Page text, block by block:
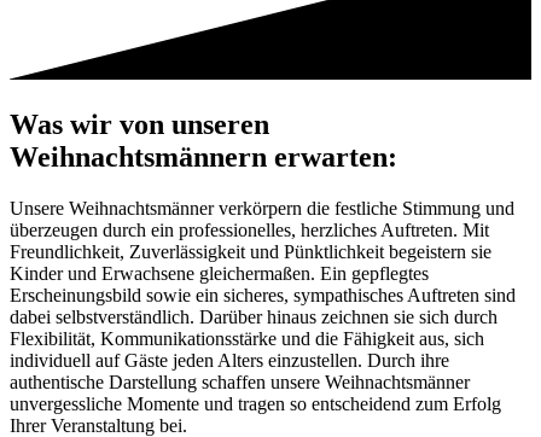
Was wir von unseren
Weihnachtsmännern erwarten:
Unsere Weihnachtsmänner verkörpern die festliche Stimmung und
überzeugen durch ein professionelles, herzliches Auftreten. Mit
Freundlichkeit, Zuverlässigkeit und Pünktlichkeit begeistern sie
Kinder und Erwachsene gleichermaßen. Ein gepflegtes
Erscheinungsbild sowie ein sicheres, sympathisches Auftreten sind
dabei selbstverständlich. Darüber hinaus zeichnen sie sich durch
Flexibilität, Kommunikationsstärke und die Fähigkeit aus, sich
individuell auf Gäste jeden Alters einzustellen. Durch ihre
authentische Darstellung schaffen unsere Weihnachtsmänner
unvergessliche Momente und tragen so entscheidend zum Erfolg
Ihrer Veranstaltung bei.